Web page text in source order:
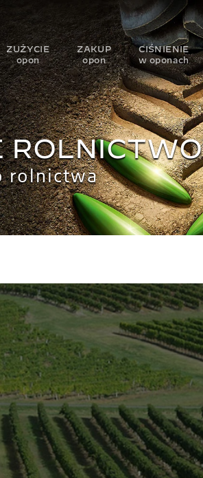
ZUŻYCIE
opon
ZAKUP
opon
CIŚNIENIE
w oponach
ROLNICTWO
rolnictwa